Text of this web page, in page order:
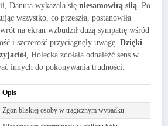
Danuta wykazała się niesamowitą siłą . Po
wszystko, co przeszła, postanowiła
na ekran wzbudził dużą sympatię wśród
i szczerość przyciągnęły uwagę. Dzięki
, Holecka zdołała odnaleźć sens w
innych do pokonywania trudności.
Opis
Zgon bliskiej osoby w tragicznym wypadku